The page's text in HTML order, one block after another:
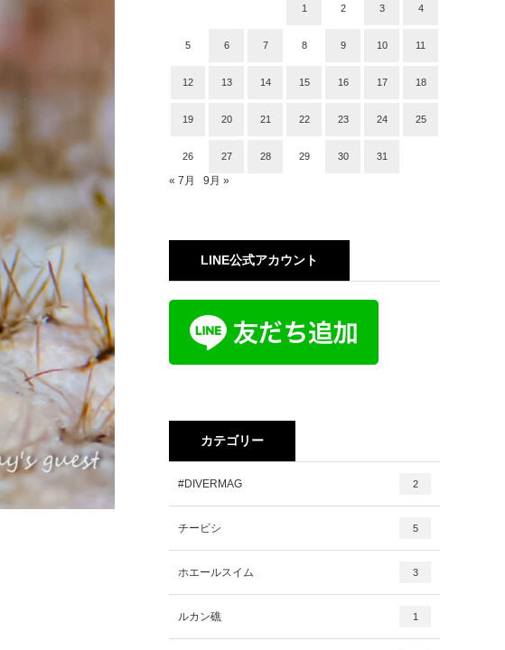
1 2 3 4
5 6 7 8 9 10 11
12 13 14 15 16 17 18
19 20 21 22 23 24 25
26 27 28 29 30 31
« 7月 9月 »
LINE公式アカウント
カテゴリー
#DIVERMAG 2
チービシ 5
ホエールスイム 3
ルカン礁 1